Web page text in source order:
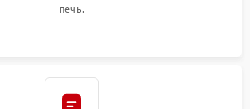
печь.